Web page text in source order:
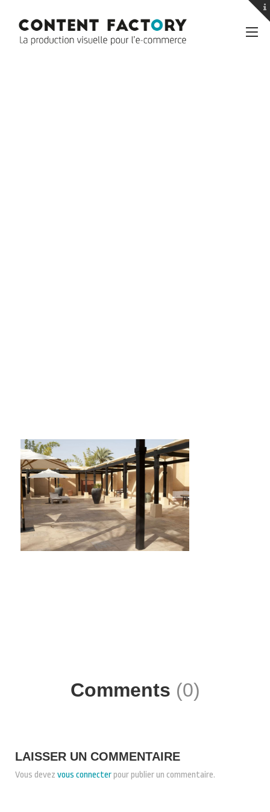
Comments (0)
LAISSER UN COMMENTAIRE
Vous devez vous connecterpour publier un commentaire.